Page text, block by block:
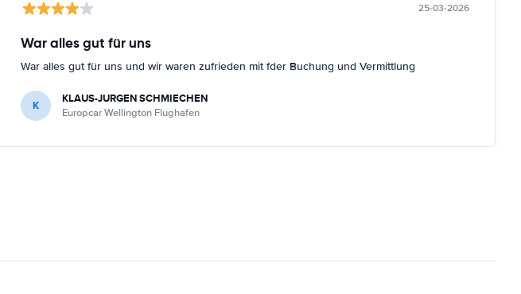
25-03-2026
War alles gut für uns
War alles gut für uns und wir waren zufrieden mit fder Buchung und Vermittlung
K KLAUS-JURGEN SCHMIECHEN
Europcar Wellington Flughafen